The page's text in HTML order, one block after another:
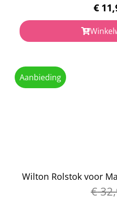
€
Aanbieding
Wilton Rolstok voor
€